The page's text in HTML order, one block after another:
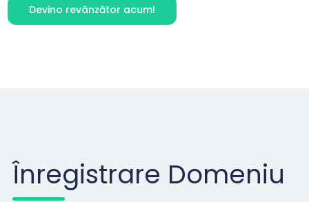
Devino revânzător acum!
Înregistrare Domeniu